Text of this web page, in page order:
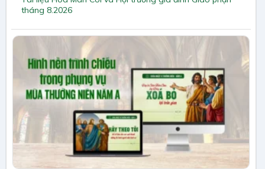
tháng 8.2026